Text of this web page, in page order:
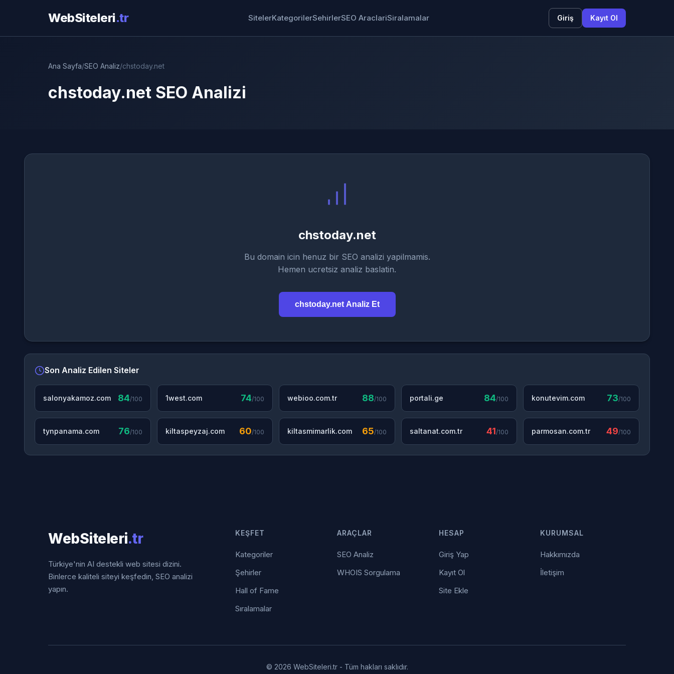
WebSiteleri.tr SitelerKategorilerSehirlerSEO AraclariSiralamalar Giriş Kayıt Ol
Ana Sayfa/SEO Analiz/chstoday.net
chstoday.net SEO Analizi
chstoday.net
Bu domain icin henuz bir SEO analizi yapilmamis.
Hemen ucretsiz analiz baslatin.
chstoday.net Analiz Et
Son Analiz Edilen Siteler
salonyakamoz.com 84/100 1west.com 74/100 webioo.com.tr 88/100 portali.ge 84/100 konutevim.com 73/100
tynpanama.com 76/100 kiltaspeyzaj.com 60/100 kiltasmimarlik.com 65/100 saltanat.com.tr 41/100 parmosan.com.tr 49/100
WebSiteleri.tr
Türkiye'nin AI destekli web sitesi dizini.
Binlerce kaliteli siteyi keşfedin, SEO analizi
yapın.
KEŞFET
Kategoriler
Şehirler
Hall of Fame
Sıralamalar
ARAÇLAR
SEO Analiz
WHOIS Sorgulama
HESAP
Giriş Yap
Kayıt Ol
Site Ekle
KURUMSAL
Hakkımızda
İletişim
© 2026 WebSiteleri.tr - Tüm hakları saklıdır.